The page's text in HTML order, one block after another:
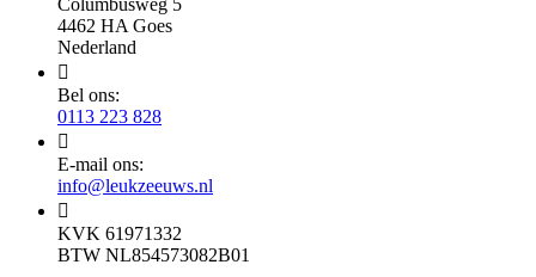
Columbusweg 5
4462 HA Goes
Nederland

Bel ons:
0113 223 828

E-mail ons:
info@leukzeeuws.nl

KVK 61971332
BTW NL854573082B01